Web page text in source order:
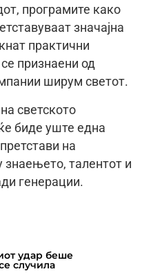
програмите како
значајна
практични
признаени од
ширум светот.
светското
биде уште една
на
знаењето, талентот и
генерации.
удар беше
случила